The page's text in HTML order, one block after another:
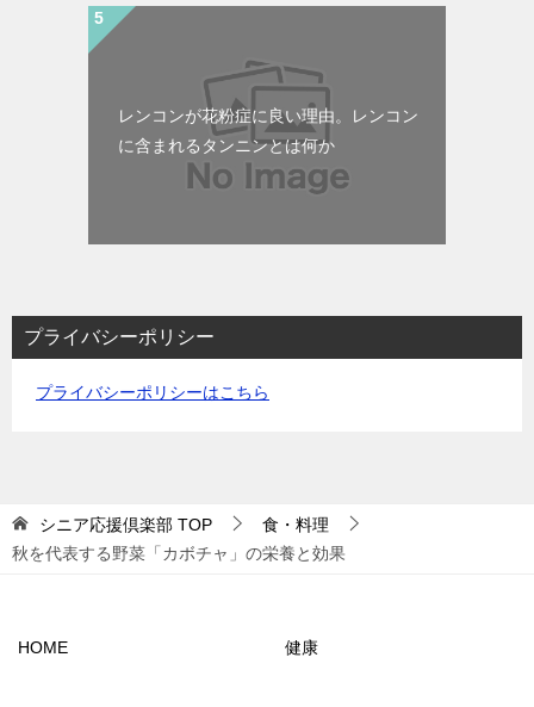
レンコンが花粉症に良い理由。レンコン
に含まれるタンニンとは何か
プライバシーポリシー
プライバシーポリシーはこちら
シニア応援倶楽部 TOP
食・料理
秋を代表する野菜「カボチャ」の栄養と効果
HOME 健康